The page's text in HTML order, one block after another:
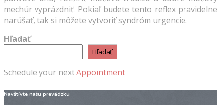
mechúr vyprázdniť. Pokiaľ budete tento reflex pravidelne
narúšať, tak si môžete vytvoriť syndróm urgencie.
Hľadať
Hľadať
Schedule your nextAppointment
Navštívte našu prevádzku